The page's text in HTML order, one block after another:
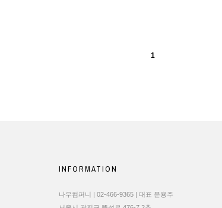
1
INFORMATION
나우컴퍼니 | 02-466-9365 | 대표 문용주